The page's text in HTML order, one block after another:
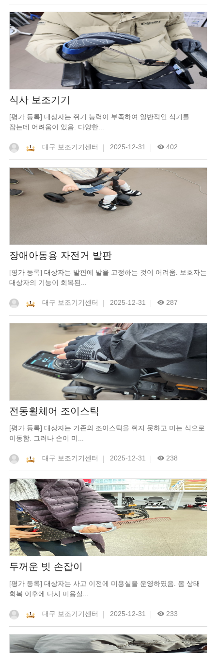
식사 보조기기
[평가 등록] 대상자는 쥐기 능력이 부족하여 일반적인 식기를
잡는데 어려움이 있음. 다양한...
대구 보조기기센터 2025-12-31 402
장애아동용 자전거 발판
[평가 등록] 대상자는 발판에 발을 고정하는 것이 어려움. 보호자는
대상자의 기능이 회복된...
대구 보조기기센터 2025-12-31 287
전동휠체어 조이스틱
[평가 등록] 대상자는 기존의 조이스틱을 쥐지 못하고 미는 식으로
이동함. 그러나 손이 미...
대구 보조기기센터 2025-12-31 238
두꺼운 빗 손잡이
[평가 등록] 대상자는 사고 이전에 미용실을 운영하였음. 몸 상태
회복 이후에 다시 미용실...
대구 보조기기센터 2025-12-31 233